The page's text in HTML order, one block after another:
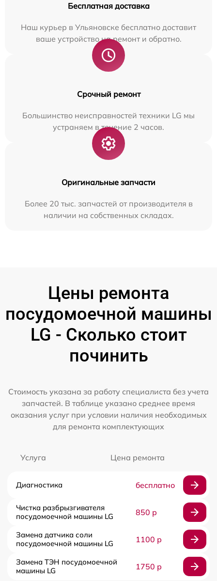
Бесплатная доставка
Наш курьер в Ульяновске бесплатно доставит
ваше устройство на ремонт и обратно.
Срочный ремонт
Большинство неисправностей техники LG мы
устраняем в течение 2 часов.
Оригинальные запчасти
Более 20 тыс. запчастей от производителя в
наличии на собственных складах.
Цены ремонта
посудомоечной машины
LG - Сколько стоит
починить
Стоимость указана за работу специалиста без учета
запчастей. В таблице указано среднее время
оказания услуг при условии наличия необходимых
для ремонта комплектующих
Услуга Цена ремонта
Диагностика бесплатно
Чистка разбрызгивателя
посудомоечной машины LG
850 р
Замена датчика соли
посудомоечной машины LG
1100 р
Замена ТЭН посудомоечной
машины LG
1750 р